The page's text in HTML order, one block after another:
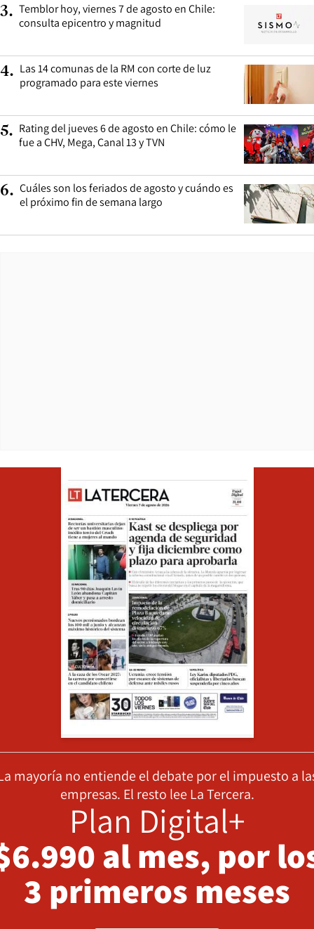
3. Temblor hoy, viernes 7 de agosto en Chile:
consulta epicentro y magnitud
4. Las 14 comunas de la RM con corte de luz
programado para este viernes
5. Rating del jueves 6 de agosto en Chile: cómo le
fue a CHV, Mega, Canal 13 y TVN
6. Cuáles son los feriados de agosto y cuándo es
el próximo fin de semana largo
mayoría no entiende el debate por el impuesto a
empresas. El resto lee La Tercera.
Plan Digital+
al mes, por
3 primeros meses